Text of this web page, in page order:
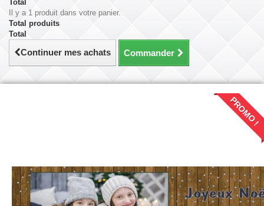
Total
Il y a 1 produit dans votre panier.
Total produits
Total
Continuer mes achats Commander
PROMO !